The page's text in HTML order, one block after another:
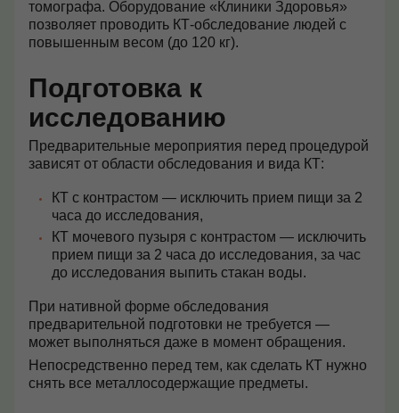
томографа. Оборудование «Клиники Здоровья»
позволяет проводить КТ-обследование людей с
повышенным весом (до 120 кг).
Подготовка к
исследованию
Предварительные мероприятия перед процедурой
зависят от области обследования и вида КТ:
КТ с контрастом — исключить прием пищи за 2
часа до исследования,
КТ мочевого пузыря с контрастом — исключить
прием пищи за 2 часа до исследования, за час
до исследования выпить стакан воды.
При нативной форме обследования
предварительной подготовки не требуется —
может выполняться даже в момент обращения.
Непосредственно перед тем, как сделать КТ нужно
снять все металлосодержащие предметы.